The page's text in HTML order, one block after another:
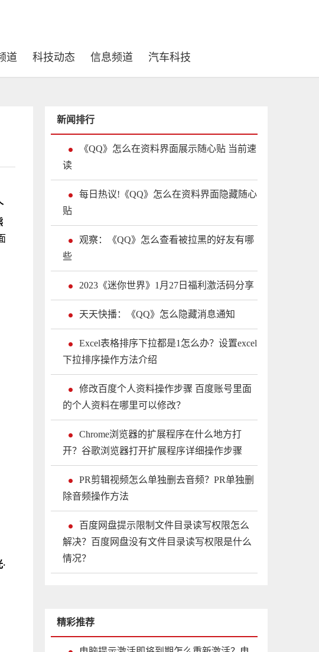
道 科技动态 信息频道 汽车科技
新闻排行
《QQ》怎么在资料界面展示随心贴 当前速
读
每日热议!《QQ》怎么在资料界面隐藏随心
贴
观察：《QQ》怎么查看被拉黑的好友有哪
些
2023《迷你世界》1月27日福利激活码分享
天天快播：《QQ》怎么隐藏消息通知
Excel表格排序下拉都是1怎么办？设置excel
下拉排序操作方法介绍
修改百度个人资料操作步骤 百度账号里面
的个人资料在哪里可以修改？
Chrome浏览器的扩展程序在什么地方打
开？谷歌浏览器打开扩展程序详细操作步骤
PR剪辑视频怎么单独删去音频？PR单独删
除音频操作方法
百度网盘提示限制文件目录读写权限怎么
解决？百度网盘没有文件目录读写权限是什么
情况？
精彩推荐